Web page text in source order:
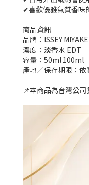
✔喜歡優雅氣質香味
商品資訊
品牌：ISSEY MIYAKE
濃度：淡香水 EDT
容量：50ml 100ml
產地／保存期限：
📌本商品為台灣公